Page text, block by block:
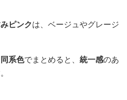
ピンクは、ベージュやグレージ
系色でまとめると、 統一感のあ